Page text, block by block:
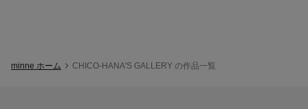
minne ホーム CHICO-HANA'S GALLERY の作品一覧